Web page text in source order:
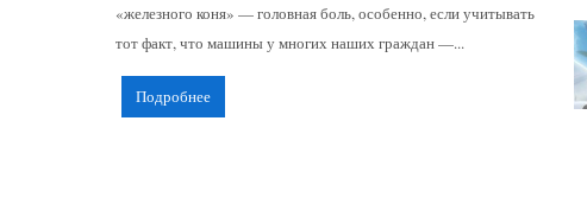
«железного коня» — головная боль, особенно, если учитывать
тот факт, что машины у многих наших граждан —...
Подробнее